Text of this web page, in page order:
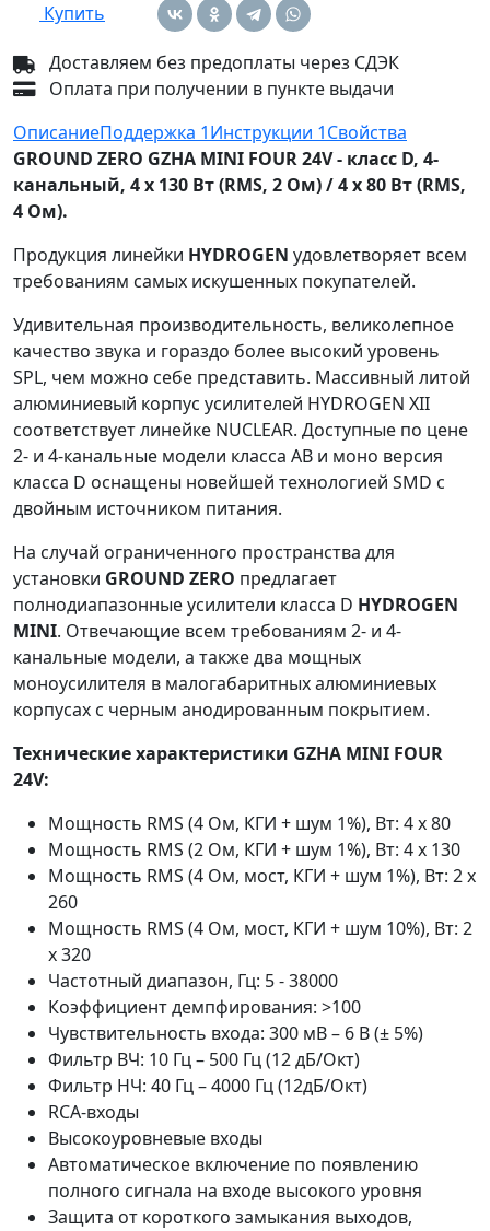
Купить
Доставляем без предоплаты через СДЭК
Оплата при получении в пункте выдачи
ОписаниеПоддержка 1Инструкции 1Свойства
GROUND ZERO GZHA MINI FOUR 24V - класс D, 4-
канальный, 4 x 130 Вт (RMS, 2 Ом) / 4 x 80 Вт (RMS,
4 Ом).
Продукция линейки HYDROGEN удовлетворяет всем
требованиям самых искушенных покупателей.
Удивительная производительность, великолепное
качество звука и гораздо более высокий уровень
SPL, чем можно себе представить. Массивный литой
алюминиевый корпус усилителей HYDROGEN XII
соответствует линейке NUCLEAR. Доступные по цене
2- и 4-канальные модели класса AB и моно версия
класса D оснащены новейшей технологией SMD с
двойным источником питания.
На случай ограниченного пространства для
установки GROUND ZERO предлагает
полнодиапазонные усилители класса D HYDROGEN
MINI. Отвечающие всем требованиям 2- и 4-
канальные модели, а также два мощных
моноусилителя в малогабаритных алюминиевых
корпусах с черным анодированным покрытием.
Технические характеристики GZHA MINI FOUR
24V:
Мощность RMS (4 Ом, КГИ + шум 1%), Вт: 4 x 80
Мощность RMS (2 Ом, КГИ + шум 1%), Вт: 4 x 130
Мощность RMS (4 Ом, мост, КГИ + шум 1%), Вт: 2 x
260
Мощность RMS (4 Ом, мост, КГИ + шум 10%), Вт: 2
x 320
Частотный диапазон, Гц: 5 - 38000
Коэффициент демпфирования: >100
Чувствительность входа: 300 мВ – 6 В (± 5%)
Фильтр ВЧ: 10 Гц – 500 Гц (12 дБ/Окт)
Фильтр НЧ: 40 Гц – 4000 Гц (12дБ/Окт)
RCA-входы
Высокоуровневые входы
Автоматическое включение по появлению
полного сигнала на входе высокого уровня
Защита от короткого замыкания выходов,